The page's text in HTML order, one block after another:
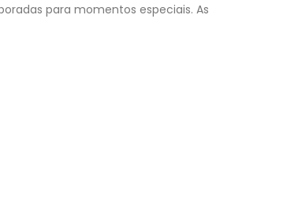
para momentos especiais. As